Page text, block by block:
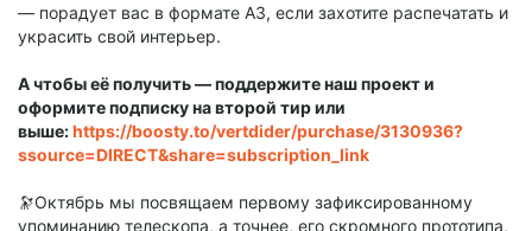
— порадует вас в формате А3, если захотите распечатать и
украсить свой интерьер.
А чтобы её получить — поддержите наш проект и
оформите подписку на второй тир или
выше:https://boosty.to/vertdider/purchase/3130936?
ssource=DIRECT&share=subscription_link
🔭Октябрь мы посвящаем первому зафиксированному
упоминанию телескопа, а точнее, его скромного прототипа,